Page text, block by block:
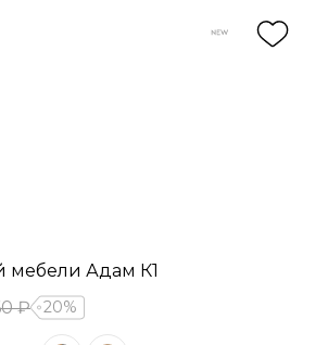
мебели Адам К1
₽ 20%